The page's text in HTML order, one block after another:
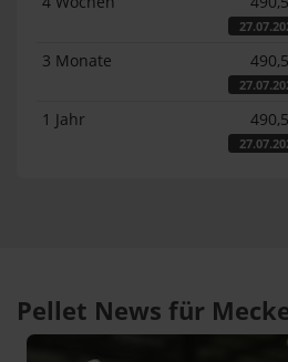
3 Monate
1 Jahr
Pellet News für